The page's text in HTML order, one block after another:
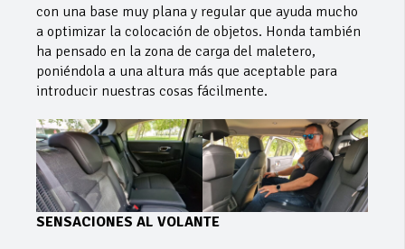
con una base muy plana y regular que ayuda mucho
a optimizar la colocación de objetos. Honda también
ha pensado en la zona de carga del maletero,
poniéndola a una altura más que aceptable para
introducir nuestras cosas fácilmente.
SENSACIONES AL VOLANTE